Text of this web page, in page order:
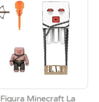
Figura Minecraft La